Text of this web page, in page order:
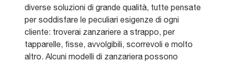
diverse soluzioni di grande qualità, tutte pensate
per soddisfare le peculiari esigenze di ogni
cliente: troverai zanzariere a strappo, per
tapparelle, fisse, avvolgibili, scorrevoli e molto
altro. Alcuni modelli di zanzariera possono